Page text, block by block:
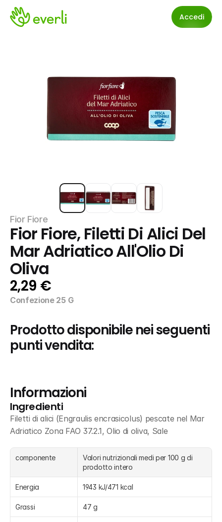
Accedi
Fior Fiore
Fior Fiore, Filetti Di Alici Del
Mar Adriatico All'Olio Di
Oliva
2,29 €
Confezione 25 G
Prodotto disponibile nei seguenti
punti vendita:
Informazioni
Ingredienti
Filetti di alici (Engraulis encrasicolus) pescate nel Mar
Adriatico Zona FAO 37.2.1, Olio di oliva, Sale
componente
Valori nutrizionali medi per 100 g di
prodotto intero
Energia 1943 kJ/471 kcal
Grassi 47 g